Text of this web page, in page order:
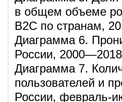
в общем объеме
В2С по странам,
Диаграмма 6.
России, 2000—2018
Диаграмма 7.
пользователей и
России, февраль-